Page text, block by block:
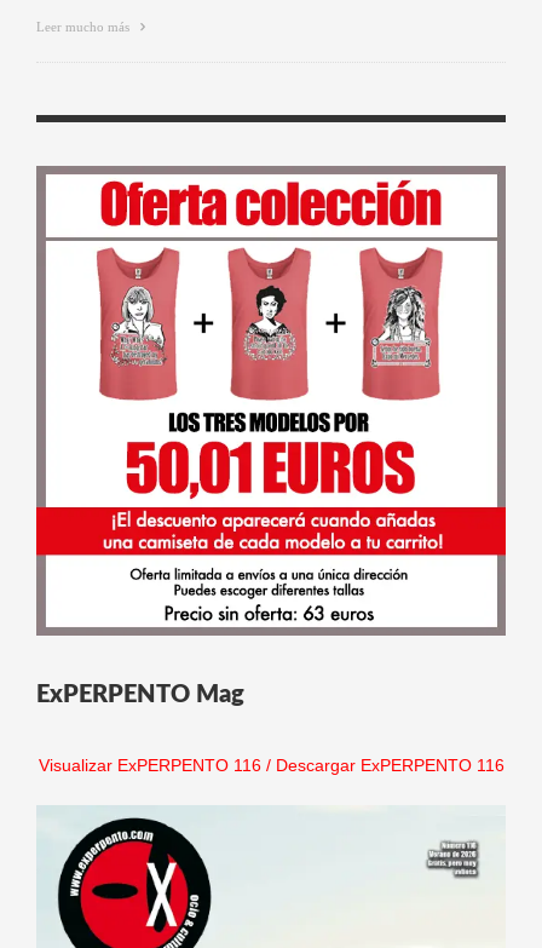
Leer mucho más
ExPERPENTO Mag
Visualizar ExPERPENTO 116/ Descargar ExPERPENTO 116